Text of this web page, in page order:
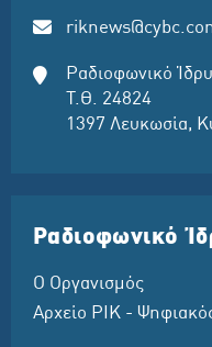
Ραδιοφωνικό
Τ.Θ. 24824
1397 Λευκωσία,
Ραδιοφωνικό
Ο Οργανισμός
Αρχείο ΡΙΚ -